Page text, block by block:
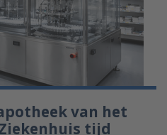
van het
tijd